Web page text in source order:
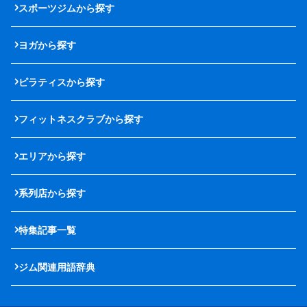
スポーツジムから探す
ヨガから探す
ピラティスから探す
フィットネスクラブから探す
エリアから探す
系列店から探す
特集記事一覧
ジム関連用語辞典